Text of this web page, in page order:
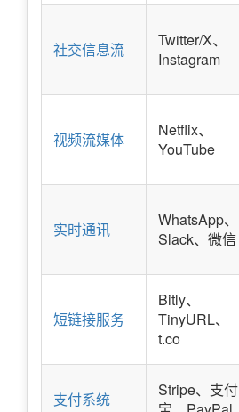
社交信息流
Twitter/X、
Instagram
视频流媒体
Netflix、
YouTube
实时通讯
WhatsApp、
Slack、微信
短链接服务
Bitly、
TinyURL、
t.co
支付系统
Stripe、支付